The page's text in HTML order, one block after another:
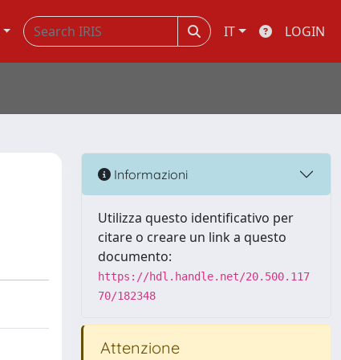
IT LOGIN
Informazioni
Utilizza questo identificativo per
citare o creare un link a questo
documento:
https://hdl.handle.net/20.500.117
70/182348
Attenzione